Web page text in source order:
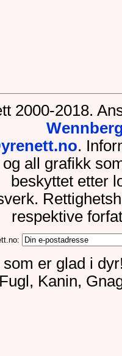
2000-2018.
.
all grafikk
beskyttet etter
respektive
er glad i
Fugl, Kanin,